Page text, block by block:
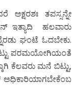
ತಪಸ್ಸನ್ನೇ
ಇತ್ಯಾದಿ ಹಲವಾರು
ಘಂಟೆ ಓದಬೇಕು.
ಪರಮಯೋಗಿಯಂತೆ
ಕೆಲವರು ಮನೆ ಬಿಟ್ಟು,
ಅಧಿಕಾರಿಯಾಗಬೇಕೆಂಬ